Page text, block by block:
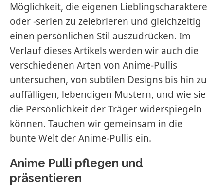
Möglichkeit, die eigenen Lieblingscharaktere
oder -serien zu zelebrieren und gleichzeitig
einen persönlichen Stil auszudrücken. Im
Verlauf dieses Artikels werden wir auch die
verschiedenen Arten von Anime-Pullis
untersuchen, von subtilen Designs bis hin zu
auffälligen, lebendigen Mustern, und wie sie
die Persönlichkeit der Träger widerspiegeln
können. Tauchen wir gemeinsam in die
bunte Welt der Anime-Pullis ein.
Anime Pulli pflegen und
präsentieren